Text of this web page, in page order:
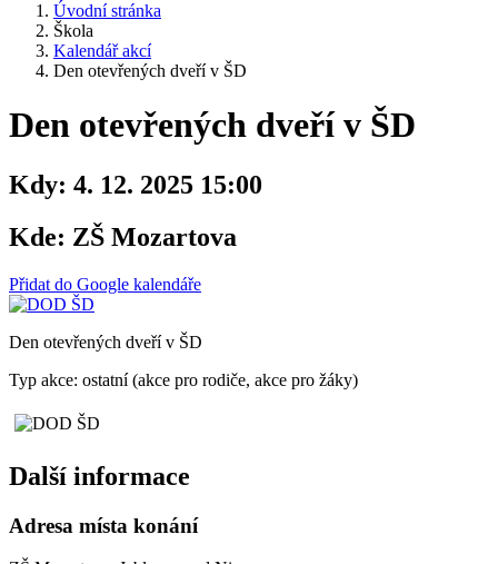
Úvodní stránka
Škola
Kalendář akcí
Den otevřených dveří v ŠD
Den otevřených dveří v ŠD
Kdy: 4. 12. 2025 15:00
Kde: ZŠ Mozartova
Přidat do Google kalendáře
Den otevřených dveří v ŠD
Typ akce: ostatní (akce pro rodiče, akce pro žáky)
Další informace
Adresa místa konání